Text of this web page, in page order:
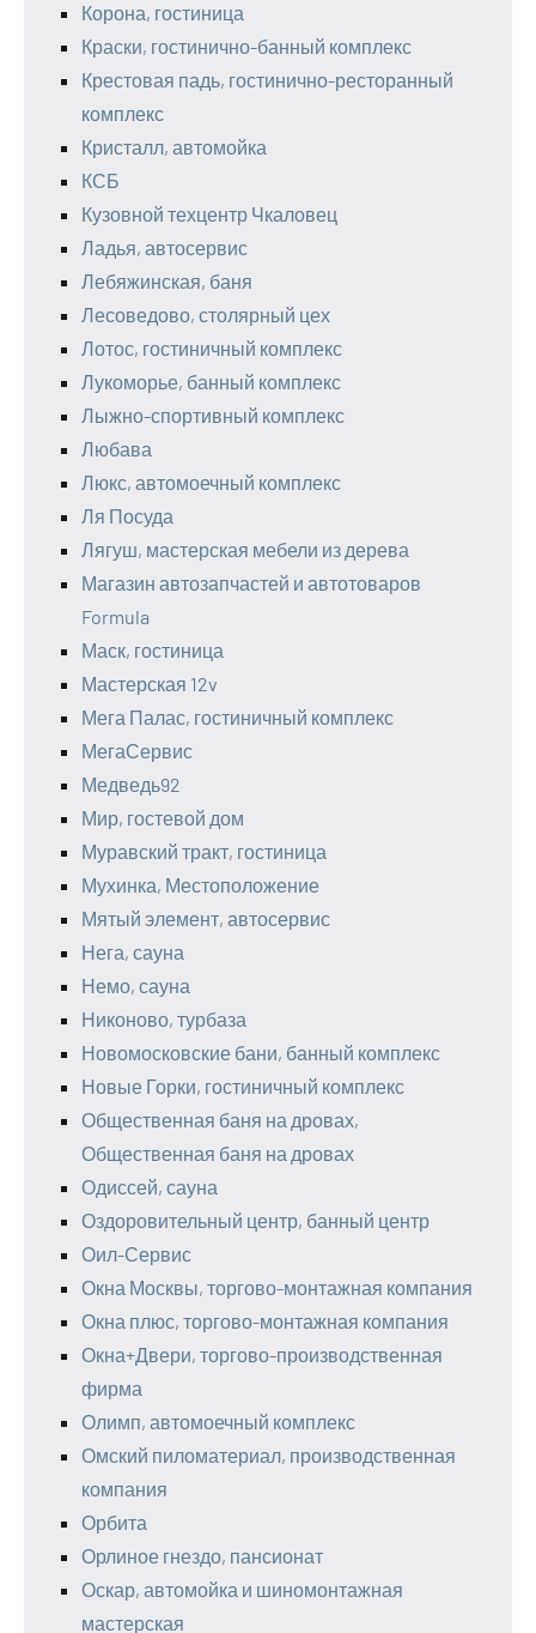
Корона, гостиница
Краски, гостинично-банный комплекс
Крестовая падь, гостинично-ресторанный
комплекс
Кристалл, автомойка
КСБ
Кузовной техцентр Чкаловец
Ладья, автосервис
Лебяжинская, баня
Лесоведово, столярный цех
Лотос, гостиничный комплекс
Лукоморье, банный комплекс
Лыжно-спортивный комплекс
Любава
Люкс, автомоечный комплекс
Ля Посуда
Лягуш, мастерская мебели из дерева
Магазин автозапчастей и автотоваров
Formula
Маск, гостиница
Мастерская 12v
Мега Палас, гостиничный комплекс
МегаСервис
Медведь92
Мир, гостевой дом
Муравский тракт, гостиница
Мухинка, Местоположение
Мятый элемент, автосервис
Нега, сауна
Немо, сауна
Никоново, турбаза
Новомосковские бани, банный комплекс
Новые Горки, гостиничный комплекс
Общественная баня на дровах,
Общественная баня на дровах
Одиссей, сауна
Оздоровительный центр, банный центр
Оил-Сервис
Окна Москвы, торгово-монтажная компания
Окна плюс, торгово-монтажная компания
Окна+Двери, торгово-производственная
фирма
Олимп, автомоечный комплекс
Омский пиломатериал, производственная
компания
Орбита
Орлиное гнездо, пансионат
Оскар, автомойка и шиномонтажная
мастерская